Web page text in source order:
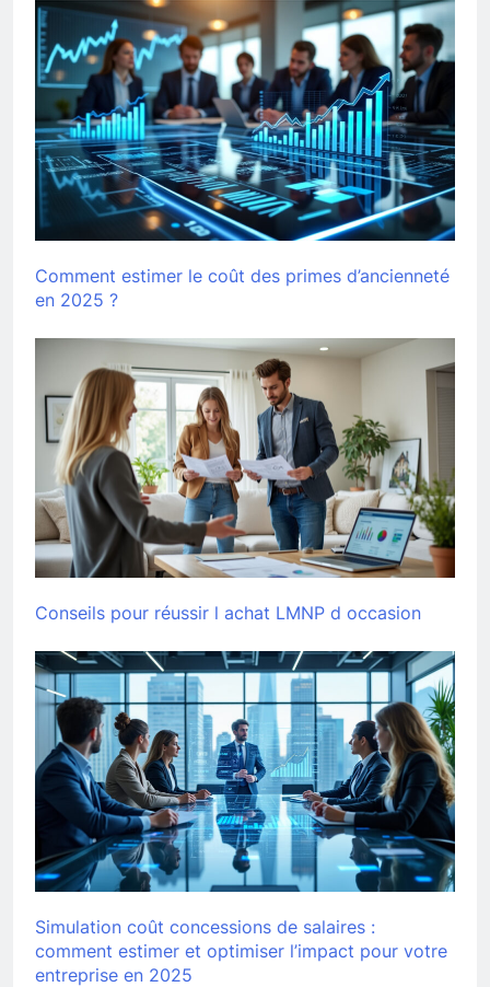
Comment estimer le coût des primes d’ancienneté
en 2025 ?
Conseils pour réussir l achat LMNP d occasion
Simulation coût concessions de salaires :
comment estimer et optimiser l’impact pour votre
entreprise en 2025